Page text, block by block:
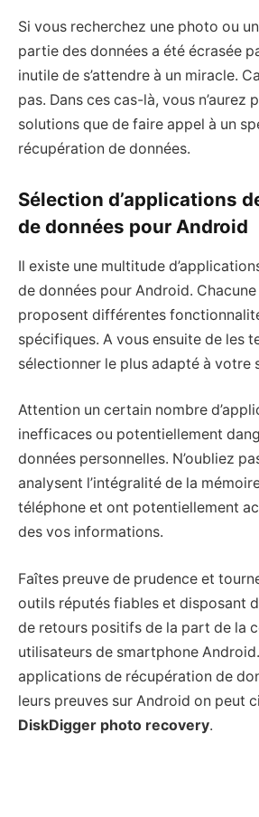
Si vous recherchez une photo ou
partie des données a été écrasée
inutile de s’attendre à un miracle.
pas. Dans ces cas-là, vous n’aurez
solutions que de faire appel à un
récupération de données.
Sélection d’applications
de données pour Android
Il existe une multitude
de données pour Android. Chacune
proposent différentes
spécifiques. A vous ensuite de les
sélectionner le plus adapté à votre
Attention un certain nombre
inefficaces ou potentiellement
données personnelles. N’oubliez
analysent l’intégralité de la
téléphone et ont potentiellement
des vos informations.
Faîtes preuve de prudence et
outils réputés fiables et disposant
de retours positifs de la part de la
utilisateurs de smartphone
applications de récupération de
leurs preuves sur Android on peut
DiskDigger photo recovery.